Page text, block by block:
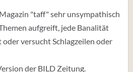
"taff" sehr unsympathisch
aufgreift, jede Banalität
versucht Schlagzeilen oder
der BILD Zeitung.